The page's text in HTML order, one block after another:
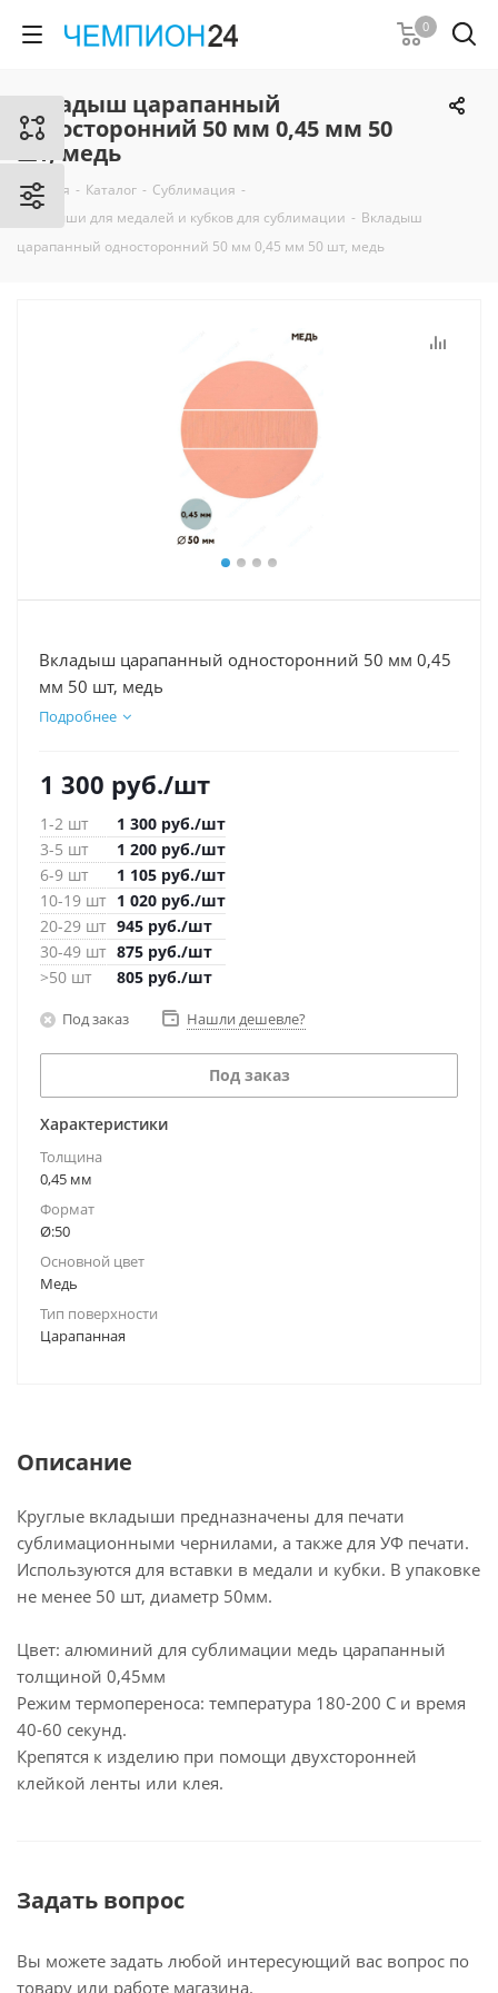
0
Вкладыш царапанный
односторонний 50 мм 0,45 мм 50
шт, медь
Главная - Каталог - Сублимация -
Вкладыши для медалей и кубков для сублимации - Вкладыш
царапанный односторонний 50 мм 0,45 мм 50 шт, медь
Вкладыш царапанный односторонний 50 мм 0,45
мм 50 шт, медь
Подробнее
1 300 руб./шт
1-2 шт 1 300 руб./шт
3-5 шт
1 200 руб./шт
6-9 шт
1 105 руб./шт
10-19 шт 1 020 руб./шт
20-29 шт 945 руб./шт
30-49 шт 875 руб./шт
>50 шт
805 руб./шт
Под заказ Нашли дешевле?
Под заказ
Характеристики
Толщина
0,45 мм
Формат
Ø:50
Основной цвет
Медь
Тип поверхности
Царапанная
Описание
Круглые вкладыши предназначены для печати
сублимационными чернилами, а также для УФ печати.
Используются для вставки в медали и кубки. В упаковке
не менее 50 шт, диаметр 50мм.
Цвет: алюминий для сублимации медь царапанный
толщиной 0,45мм
Режим термопереноса: температура 180-200 С и время
40-60 секунд.
Крепятся к изделию при помощи двухсторонней
клейкой ленты или клея.
Задать вопрос
Вы можете задать любой интересующий вас вопрос по
товару или работе магазина.